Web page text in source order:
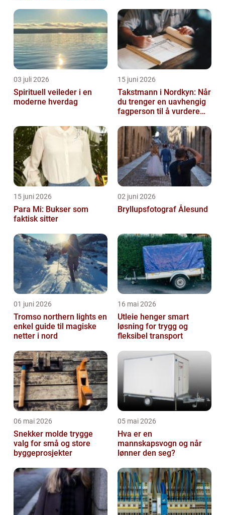
03 juli 2026
Spirituell veileder i en
moderne hverdag
15 juni 2026
Takstmann i Nordkyn: Når
du trenger en uavhengig
fagperson til å vurdere
15 juni 2026
Para Mi: Bukser som
faktisk sitter
02 juni 2026
Bryllupsfotograf Ålesund
01 juni 2026
Tromso northern lights en
enkel guide til magiske
netter i nord
16 mai 2026
Utleie henger smart
løsning for trygg og
fleksibel transport
06 mai 2026
Snekker molde trygge
valg for små og store
byggeprosjekter
05 mai 2026
Hva er en
mannskapsvogn og når
lønner den seg?